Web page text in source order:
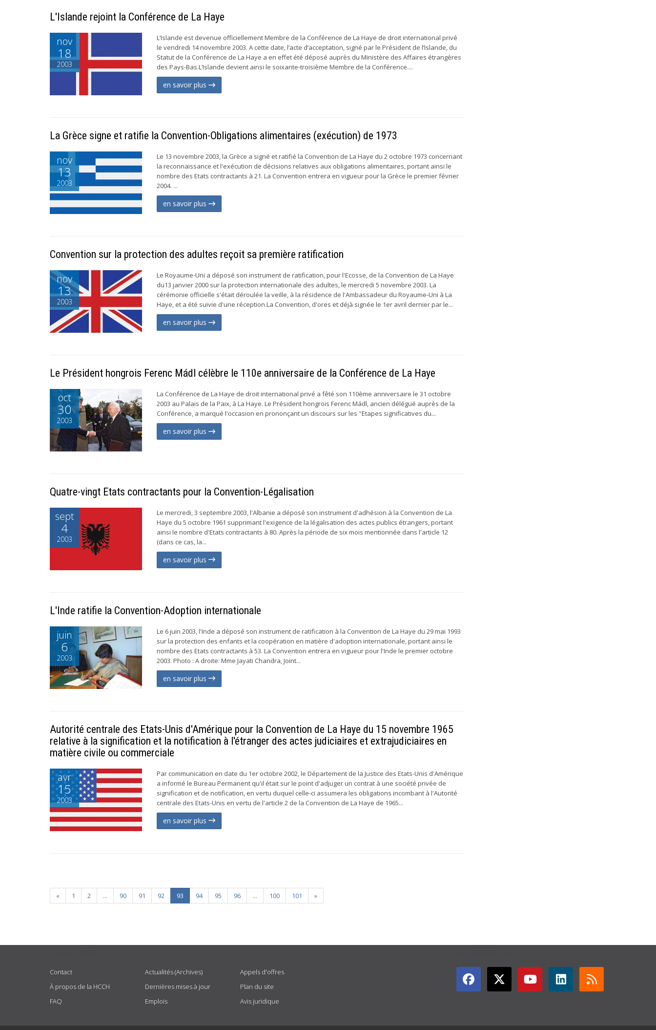
L'Islande rejoint la Conférence de La Haye
nov
18
2003
L’Islande est devenue officiellement Membre de la Conférence de La Haye de droit international privé
le vendredi 14 novembre 2003. A cette date, l’acte d’acceptation, signé par le Président de l’Islande, du
Statut de la Conférence de La Haye a en effet été déposé auprès du Ministère des Affaires étrangères
des Pays-Bas.L’Islande devient ainsi le soixante-troisième Membre de la Conférence....
en savoir plus
La Grèce signe et ratifie la Convention-Obligations alimentaires (exécution) de 1973
nov
13
2003
Le 13 novembre 2003, la Grèce a signé et ratifié la Convention de La Haye du 2 octobre 1973 concernant
la reconnaissance et l'exécution de décisions relatives aux obligations alimentaires, portant ainsi le
nombre des Etats contractants à 21. La Convention entrera en vigueur pour la Grèce le premier février
2004. ...
en savoir plus
Convention sur la protection des adultes reçoit sa première ratification
nov
13
2003
Le Royaume-Uni a déposé son instrument de ratification, pour l'Ecosse, de la Convention de La Haye
du13 janvier 2000 sur la protection internationale des adultes, le mercredi 5 novembre 2003. La
cérémonie officielle s'était déroulée la veille, à la résidence de l'Ambassadeur du Royaume-Uni à La
Haye, et a été suivie d'une réception.La Convention, d'ores et déjà signée le 1er avril dernier par le...
en savoir plus
Le Président hongrois Ferenc Mádl célèbre le 110e anniversaire de la Conférence de La Haye
oct
30
2003
La Conférence de La Haye de droit international privé a fêté son 110ème anniversaire le 31 octobre
2003 au Palais de la Paix, à La Haye. Le Président hongrois Ferenc Mádl, ancien délégué auprès de la
Conférence, a marqué l'occasion en prononçant un discours sur les "Etapes significatives du...
en savoir plus
Quatre-vingt Etats contractants pour la Convention-Légalisation
sept
4
2003
Le mercredi, 3 septembre 2003, l'Albanie a déposé son instrument d'adhésion à la Convention de La
Haye du 5 octobre 1961 supprimant l'exigence de la légalisation des actes publics étrangers, portant
ainsi le nombre d'Etats contractants à 80. Après la période de six mois mentionnée dans l'article 12
(dans ce cas, la...
en savoir plus
L'Inde ratifie la Convention-Adoption internationale
juin
6
2003
Le 6 juin 2003, l'Inde a déposé son instrument de ratification à la Convention de La Haye du 29 mai 1993
sur la protection des enfants et la coopération en matière d'adoption internationale, portant ainsi le
nombre des Etats contractants à 53. La Convention entrera en vigueur pour l'Inde le premier octobre
2003. Photo : A droite: Mme Jayati Chandra, Joint...
en savoir plus
Autorité centrale des Etats-Unis d'Amérique pour la Convention de La Haye du 15 novembre 1965
relative à la signification et la notification à l'étranger des actes judiciaires et extrajudiciaires en
matière civile ou commerciale
avr
15
2003
Par communication en date du 1er octobre 2002, le Département de la Justice des Etats-Unis d'Amérique
a informé le Bureau Permanent qu'il était sur le point d'adjuger un contrat à une société privée de
signification et de notification, en vertu duquel celle-ci assumera les obligations incombant à l'Autorité
centrale des Etats-Unis en vertu de l'article 2 de la Convention de La Haye de 1965...
en savoir plus
« 1 2 ... 90 91 92 93 94 95 96 ... 100 101 »
Contact
À propos de la HCCH
FAQ
Actualités (Archives)
Dernières mises à jour
Emplois
Appels d'offres
Plan du site
Avis juridique